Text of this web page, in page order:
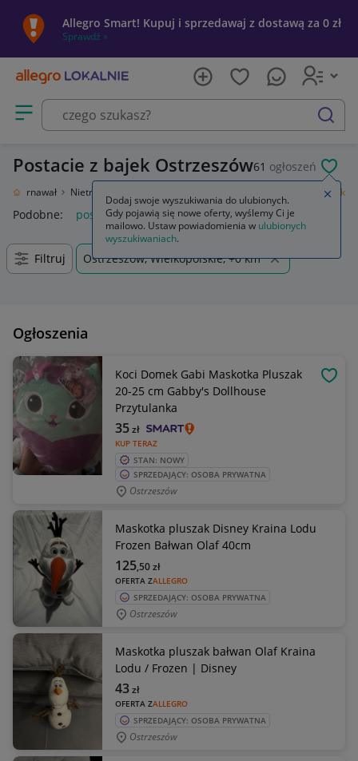
Allegro Smart! Kupuj i sprzedawaj z dostawą za 0 zł
Sprawdź »
Otwórz menu z kategoriami
szukaj
Postacie z bajek Ostrzeszów61 ogłoszeń
i Karnawał Nietrafiony prezent Postacie z bajek
Podobne: postacie z bajek balony postacie z bajek
Filtruj Ostrzeszów, Wielkopolskie, +0 km
Ogłoszenia
Koci Domek Gabi Maskotka Pluszak
20-25 cm Gabby's Dollhouse
Przytulanka
KUP TERAZ
35zł
STAN: NOWY
SPRZEDAJĄCY: OSOBA PRYWATNA
Ostrzeszów
Maskotka pluszak Disney Kraina Lodu
Frozen Bałwan Olaf 40cm
OFERTA ZALLEGRO
125,50zł
SPRZEDAJĄCY: OSOBA PRYWATNA
Ostrzeszów
Maskotka pluszak bałwan Olaf Kraina
Lodu / Frozen | Disney
OFERTA ZALLEGRO
43zł
SPRZEDAJĄCY: OSOBA PRYWATNA
Ostrzeszów
Dodaj swoje wyszukiwania do ulubionych.
Gdy pojawią się nowe oferty, wyślemy Ci je
mailowo. Ustaw powiadomienia w ulubionych
wyszukiwaniach.